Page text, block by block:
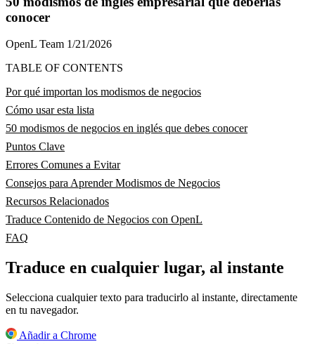
conocer
OpenL Team 1/21/2026
TABLE OF CONTENTS
Por qué importan los modismos de negocios
Cómo usar esta lista
50 modismos de negocios en inglés que debes conocer
Puntos Clave
Errores Comunes a Evitar
Consejos para Aprender Modismos de Negocios
Recursos Relacionados
Traduce Contenido de Negocios con OpenL
FAQ
Traduce en cualquier lugar, al instante
Selecciona cualquier texto para traducirlo al instante, directamente
en tu navegador.
Añadir a Chrome